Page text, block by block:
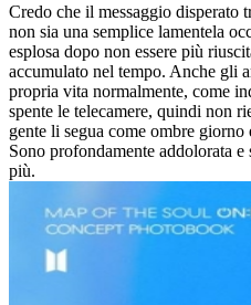
Credo che il messaggio disperato
non sia una semplice lamentela
esplosa dopo non essere più
accumulato nel tempo. Anche gli
propria vita normalmente, come
spente le telecamere, quindi non
gente li segua come ombre
Sono profondamente addolorata e
più.